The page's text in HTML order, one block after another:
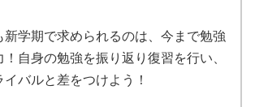
新学期で求められるのは、今まで勉強
！自身の勉強を振り返り復習を行い、
バルと差をつけよう！